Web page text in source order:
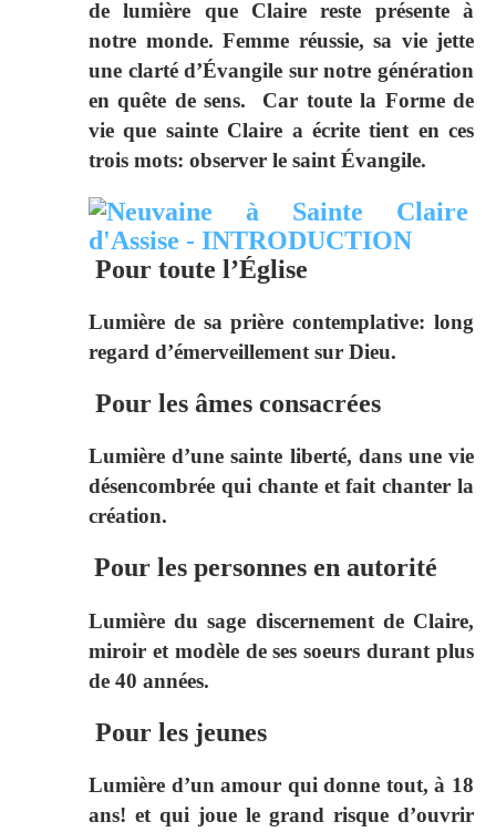
de lumière que Claire reste présente à
notre monde. Femme réussie, sa vie jette
une clarté d’Évangile sur notre génération
en quête de sens. Car toute la Forme de
vie que sainte Claire a écrite tient en ces
trois mots: observer le saint Évangile.
Pour toute l’Église
Lumière de sa prière contemplative: long
regard d’émerveillement sur Dieu.
Pour les âmes consacrées
Lumière d’une sainte liberté, dans une vie
désencombrée qui chante et fait chanter la
création.
Pour les personnes en autorité
Lumière du sage discernement de Claire,
miroir et modèle de ses soeurs durant plus
de 40 années.
Pour les jeunes
Lumière d’un amour qui donne tout, à 18
ans! et qui joue le grand risque d’ouvrir